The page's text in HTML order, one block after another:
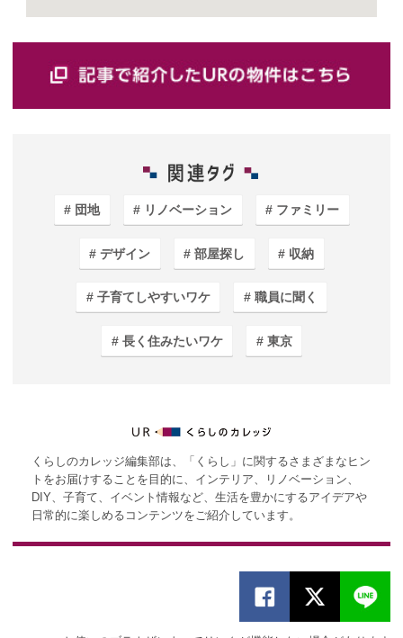
団地 リノベーション ファミリー
デザイン 部屋探し 収納
子育てしやすいワケ 職員に聞く
長く住みたいワケ 東京
くらしのカレッジ編集部は、「くらし」に関するさまざまなヒン
トをお届けすることを目的に、インテリア、リノベーション、
DIY、子育て、イベント情報など、生活を豊かにするアイデアや
日常的に楽しめるコンテンツをご紹介しています。